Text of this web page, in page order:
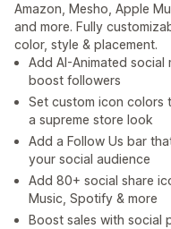
Amazon, Mesho, Apple
and more. Fully
color, style & placement.
Add AI-Animated social
boost followers
Set custom icon colors
a supreme store look
Add a Follow Us bar
your social audience
Add 80+ social share
Music, Spotify & more
Boost sales with social